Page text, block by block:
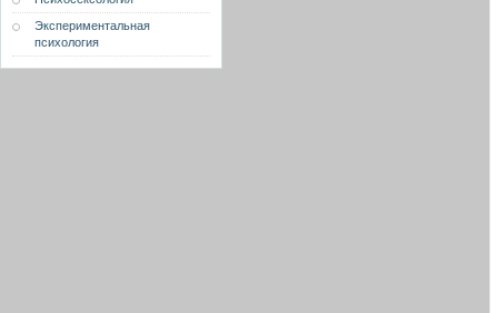
Экспериментальная
психология